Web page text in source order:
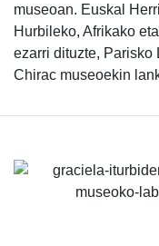
museoan. Euskal
Hurbileko, Afrikako
ezarri dituzte, Parisko
Chirac museoekin